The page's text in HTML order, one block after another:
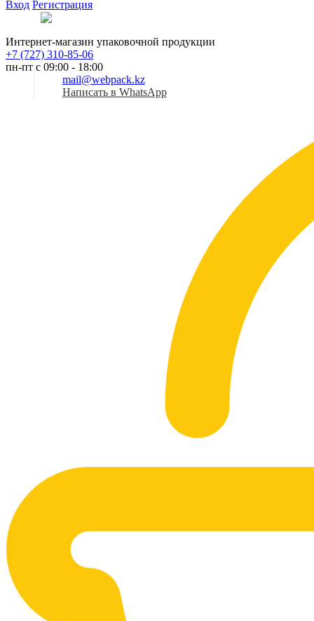
Вход Регистрация
Интернет-магазин упаковочной продукции
+7 (727) 310-85-06
пн-пт с 09:00 - 18:00
mail@webpack.kz
Написать в WhatsApp